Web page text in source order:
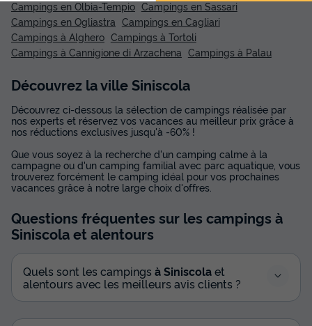
Campings en Olbia-Tempio Campings en Sassari
Campings en Ogliastra Campings en Cagliari
Campings à Alghero Campings à Tortoli
Campings à Cannigione di Arzachena Campings à Palau
Découvrez la ville Siniscola
Découvrez ci-dessous la sélection de campings réalisée par
nos experts et réservez vos vacances au meilleur prix grâce à
nos réductions exclusives jusqu'à -60% !
Que vous soyez à la recherche d'un camping calme à la
campagne ou d'un camping familial avec parc aquatique, vous
trouverez forcément le camping idéal pour vos prochaines
vacances grâce à notre large choix d'offres.
Questions fréquentes sur les campings à
Siniscolaet alentours
Quels sont les campings à Siniscolaet
alentours avec les meilleurs avis clients ?